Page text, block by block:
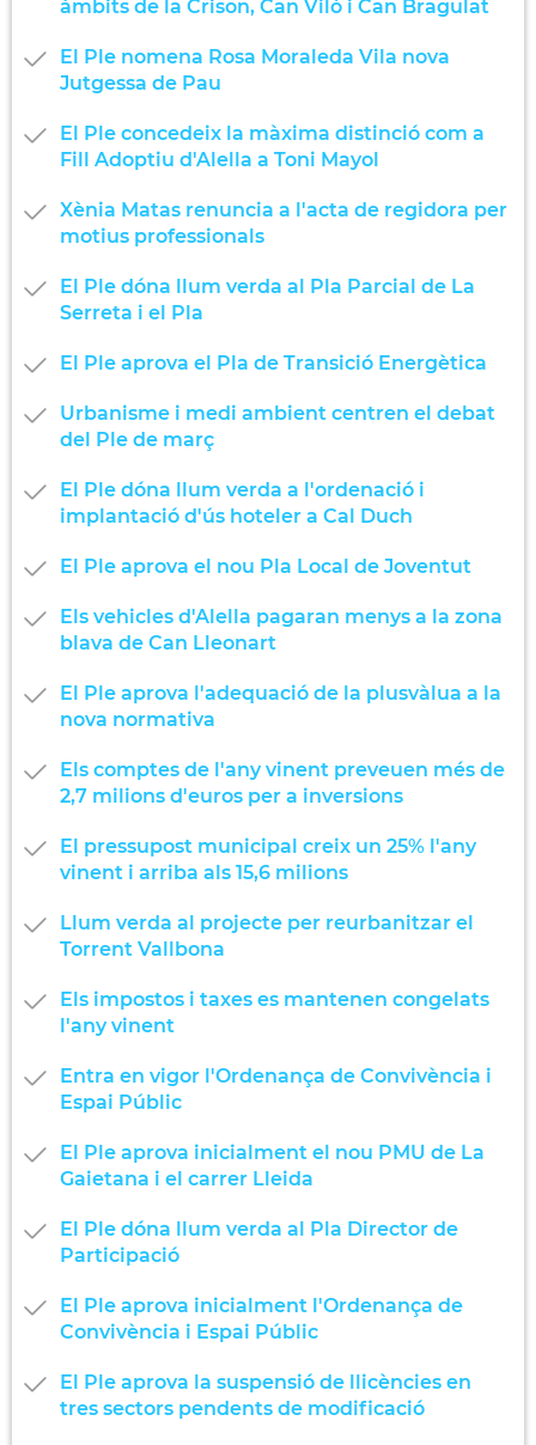
àmbits de la Crison, Can Viló i Can Bragulat
El Ple nomena Rosa Moraleda Vila nova
Jutgessa de Pau
El Ple concedeix la màxima distinció com a
Fill Adoptiu d'Alella a Toni Mayol
Xènia Matas renuncia a l'acta de regidora per
motius professionals
El Ple dóna llum verda al Pla Parcial de La
Serreta i el Pla
El Ple aprova el Pla de Transició Energètica
Urbanisme i medi ambient centren el debat
del Ple de març
El Ple dóna llum verda a l'ordenació i
implantació d'ús hoteler a Cal Duch
El Ple aprova el nou Pla Local de Joventut
Els vehicles d'Alella pagaran menys a la zona
blava de Can Lleonart
El Ple aprova l'adequació de la plusvàlua a la
nova normativa
Els comptes de l'any vinent preveuen més de
2,7 milions d'euros per a inversions
El pressupost municipal creix un 25% l'any
vinent i arriba als 15,6 milions
Llum verda al projecte per reurbanitzar el
Torrent Vallbona
Els impostos i taxes es mantenen congelats
l'any vinent
Entra en vigor l'Ordenança de Convivència i
Espai Públic
El Ple aprova inicialment el nou PMU de La
Gaietana i el carrer Lleida
El Ple dóna llum verda al Pla Director de
Participació
El Ple aprova inicialment l'Ordenança de
Convivència i Espai Públic
El Ple aprova la suspensió de llicències en
tres sectors pendents de modificació